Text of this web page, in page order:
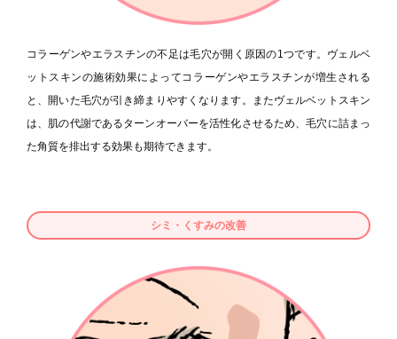
コラーゲンやエラスチンの不足は毛穴が開く原因の1つです。ヴェルベ
ットスキンの施術効果によってコラーゲンやエラスチンが増生される
と、開いた毛穴が引き締まりやすくなります。またヴェルベットスキン
は、肌の代謝であるターンオーバーを活性化させるため、毛穴に詰まっ
た角質を排出する効果も期待できます。
シミ・くすみの改善